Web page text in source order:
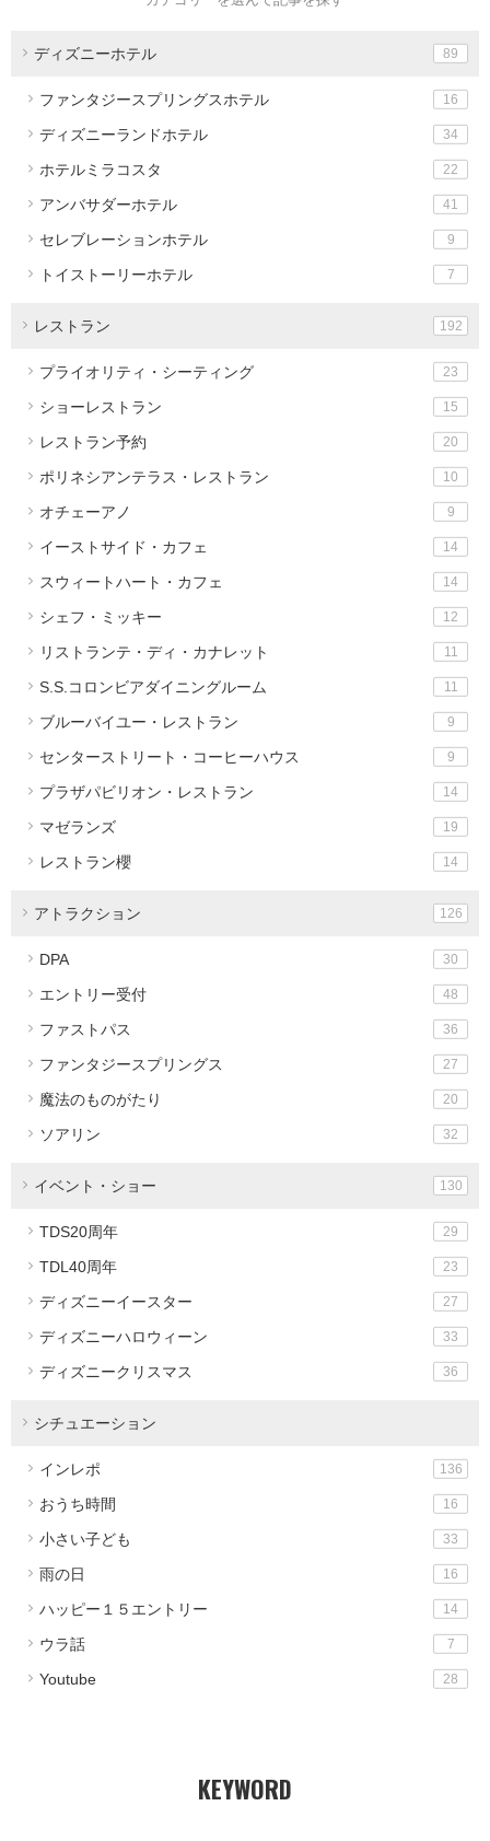
ディズニーホテル 89
ファンタジースプリングスホテル 16
ディズニーランドホテル 34
ホテルミラコスタ 22
アンバサダーホテル 41
セレブレーションホテル 9
トイストーリーホテル 7
レストラン 192
プライオリティ・シーティング 23
ショーレストラン 15
レストラン予約 20
ポリネシアンテラス・レストラン 10
オチェーアノ 9
イーストサイド・カフェ 14
スウィートハート・カフェ 14
シェフ・ミッキー 12
リストランテ・ディ・カナレット 11
S.S.コロンビアダイニングルーム 11
ブルーバイユー・レストラン 9
センターストリート・コーヒーハウス 9
プラザパビリオン・レストラン 14
マゼランズ 19
レストラン櫻 14
アトラクション 126
DPA 30
エントリー受付 48
ファストパス 36
ファンタジースプリングス 27
魔法のものがたり 20
ソアリン 32
イベント・ショー 130
TDS20周年 29
TDL40周年 23
ディズニーイースター 27
ディズニーハロウィーン 33
ディズニークリスマス 36
シチュエーション
インレポ 136
おうち時間 16
小さい子ども 33
雨の日 16
ハッピー１５エントリー 14
ウラ話 7
Youtube 28
KEYWORD